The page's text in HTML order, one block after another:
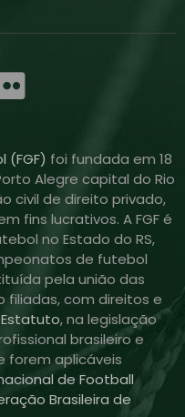
(FGF) foi fundada em 18
Alegre capital do Rio
civil de direito privado,
fins lucrativos. A FGF é
no Estado do RS,
de futebol
pela união das
filiadas, com direitos e
Estatuto, na legislação
brasileiro e
forem aplicáveis
de Football
Brasileira de